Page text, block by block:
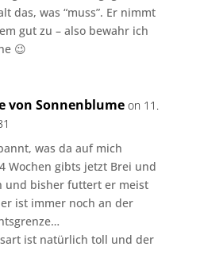
das, was “muss”. Er nimmt
gut zu – also bewahr ich
😉
von Sonnenblume on 11.
was da auf mich
Wochen gibts jetzt Brei und
und bisher futtert er meist
ist immer noch an der
ist natürlich toll und der